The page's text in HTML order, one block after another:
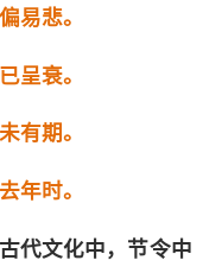
易悲。
呈衰。
有期。
年时。
代文化中，节令中